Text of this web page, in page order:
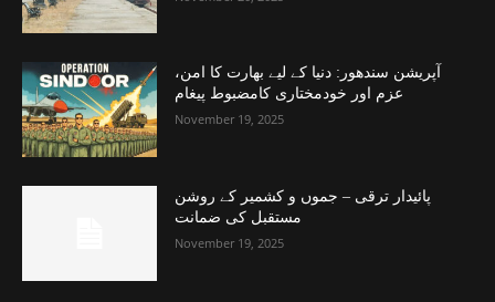
آپریشن سندھور: دنیا کے لیے بھارت کا امن،
عزم اور خودمختاری کامضبوط پیغام
November 19, 2025
پائیدار ترقی – جموں و کشمیر کے روشن
مستقبل کی ضمانت
November 19, 2025